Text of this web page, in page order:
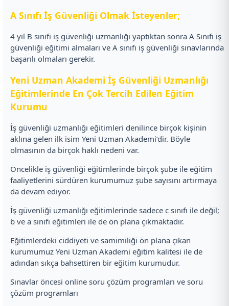
A Sınıfı İş Güvenliği Olmak İsteyenler;
4 yıl B sınıfı iş güvenliği uzmanlığı yaptıktan sonra A Sınıfı iş
güvenliği eğitimi almaları ve A sınıfı iş güvenliği sınavlarında
başarılı olmaları gerekir.
Yeni Uzman Akademi İş Güvenliği Uzmanlığı
Eğitimlerinde En Çok Tercih Edilen Eğitim
Kurumu
İş güvenliği uzmanlığı eğitimleri denilince birçok kişinin
aklına gelen ilk isim Yeni Uzman Akademi’dir. Böyle
olmasının da birçok haklı nedeni var.
Öncelikle iş güvenliği eğitimlerinde birçok şube ile eğitim
faaliyetlerini sürdüren kurumumuz şube sayısını artırmaya
da devam ediyor.
İş güvenliği uzmanlığı eğitimlerinde sadece c sınıfı ile değil;
b ve a sınıfı eğitimleri ile de ön plana çıkmaktadır.
Eğitimlerdeki ciddiyeti ve samimiliği ön plana çıkan
kurumumuz Yeni Uzman Akademi eğitim kalitesi ile de
adından sıkça bahsettiren bir eğitim kurumudur.
Sınavlar öncesi online soru çözüm programları ve soru
çözüm programları